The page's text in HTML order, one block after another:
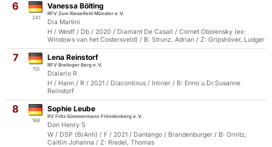
6
241
Vanessa Bölting
RFV Zum Rieselfeld Münster e.V.
Dia Martini
H / Westf / Db / 2020 / Diamant De Casall / Cornet Obolensky (ex:
Windows van het Costersveld) / B: Strunz, Adrian / Z: Gripshöver, Ludger
7
113
Lena Reinstorf
RFV Brelinger Berg e.V.
Dialario R
H / Hann / R / 2021 / Diacontinus / Inliner / B: Enno u.Dr.Susanne
Reinstorf
8
168
Sophie Leube
RV Fritz Sümmermann Fröndenberg e.V.
Don Henry S
W / DSP (BrAnh) / F / 2021 / Dantango / Brandenburger / B: Ornitz,
Caitlin Johanna / Z: Riedel, Thomas